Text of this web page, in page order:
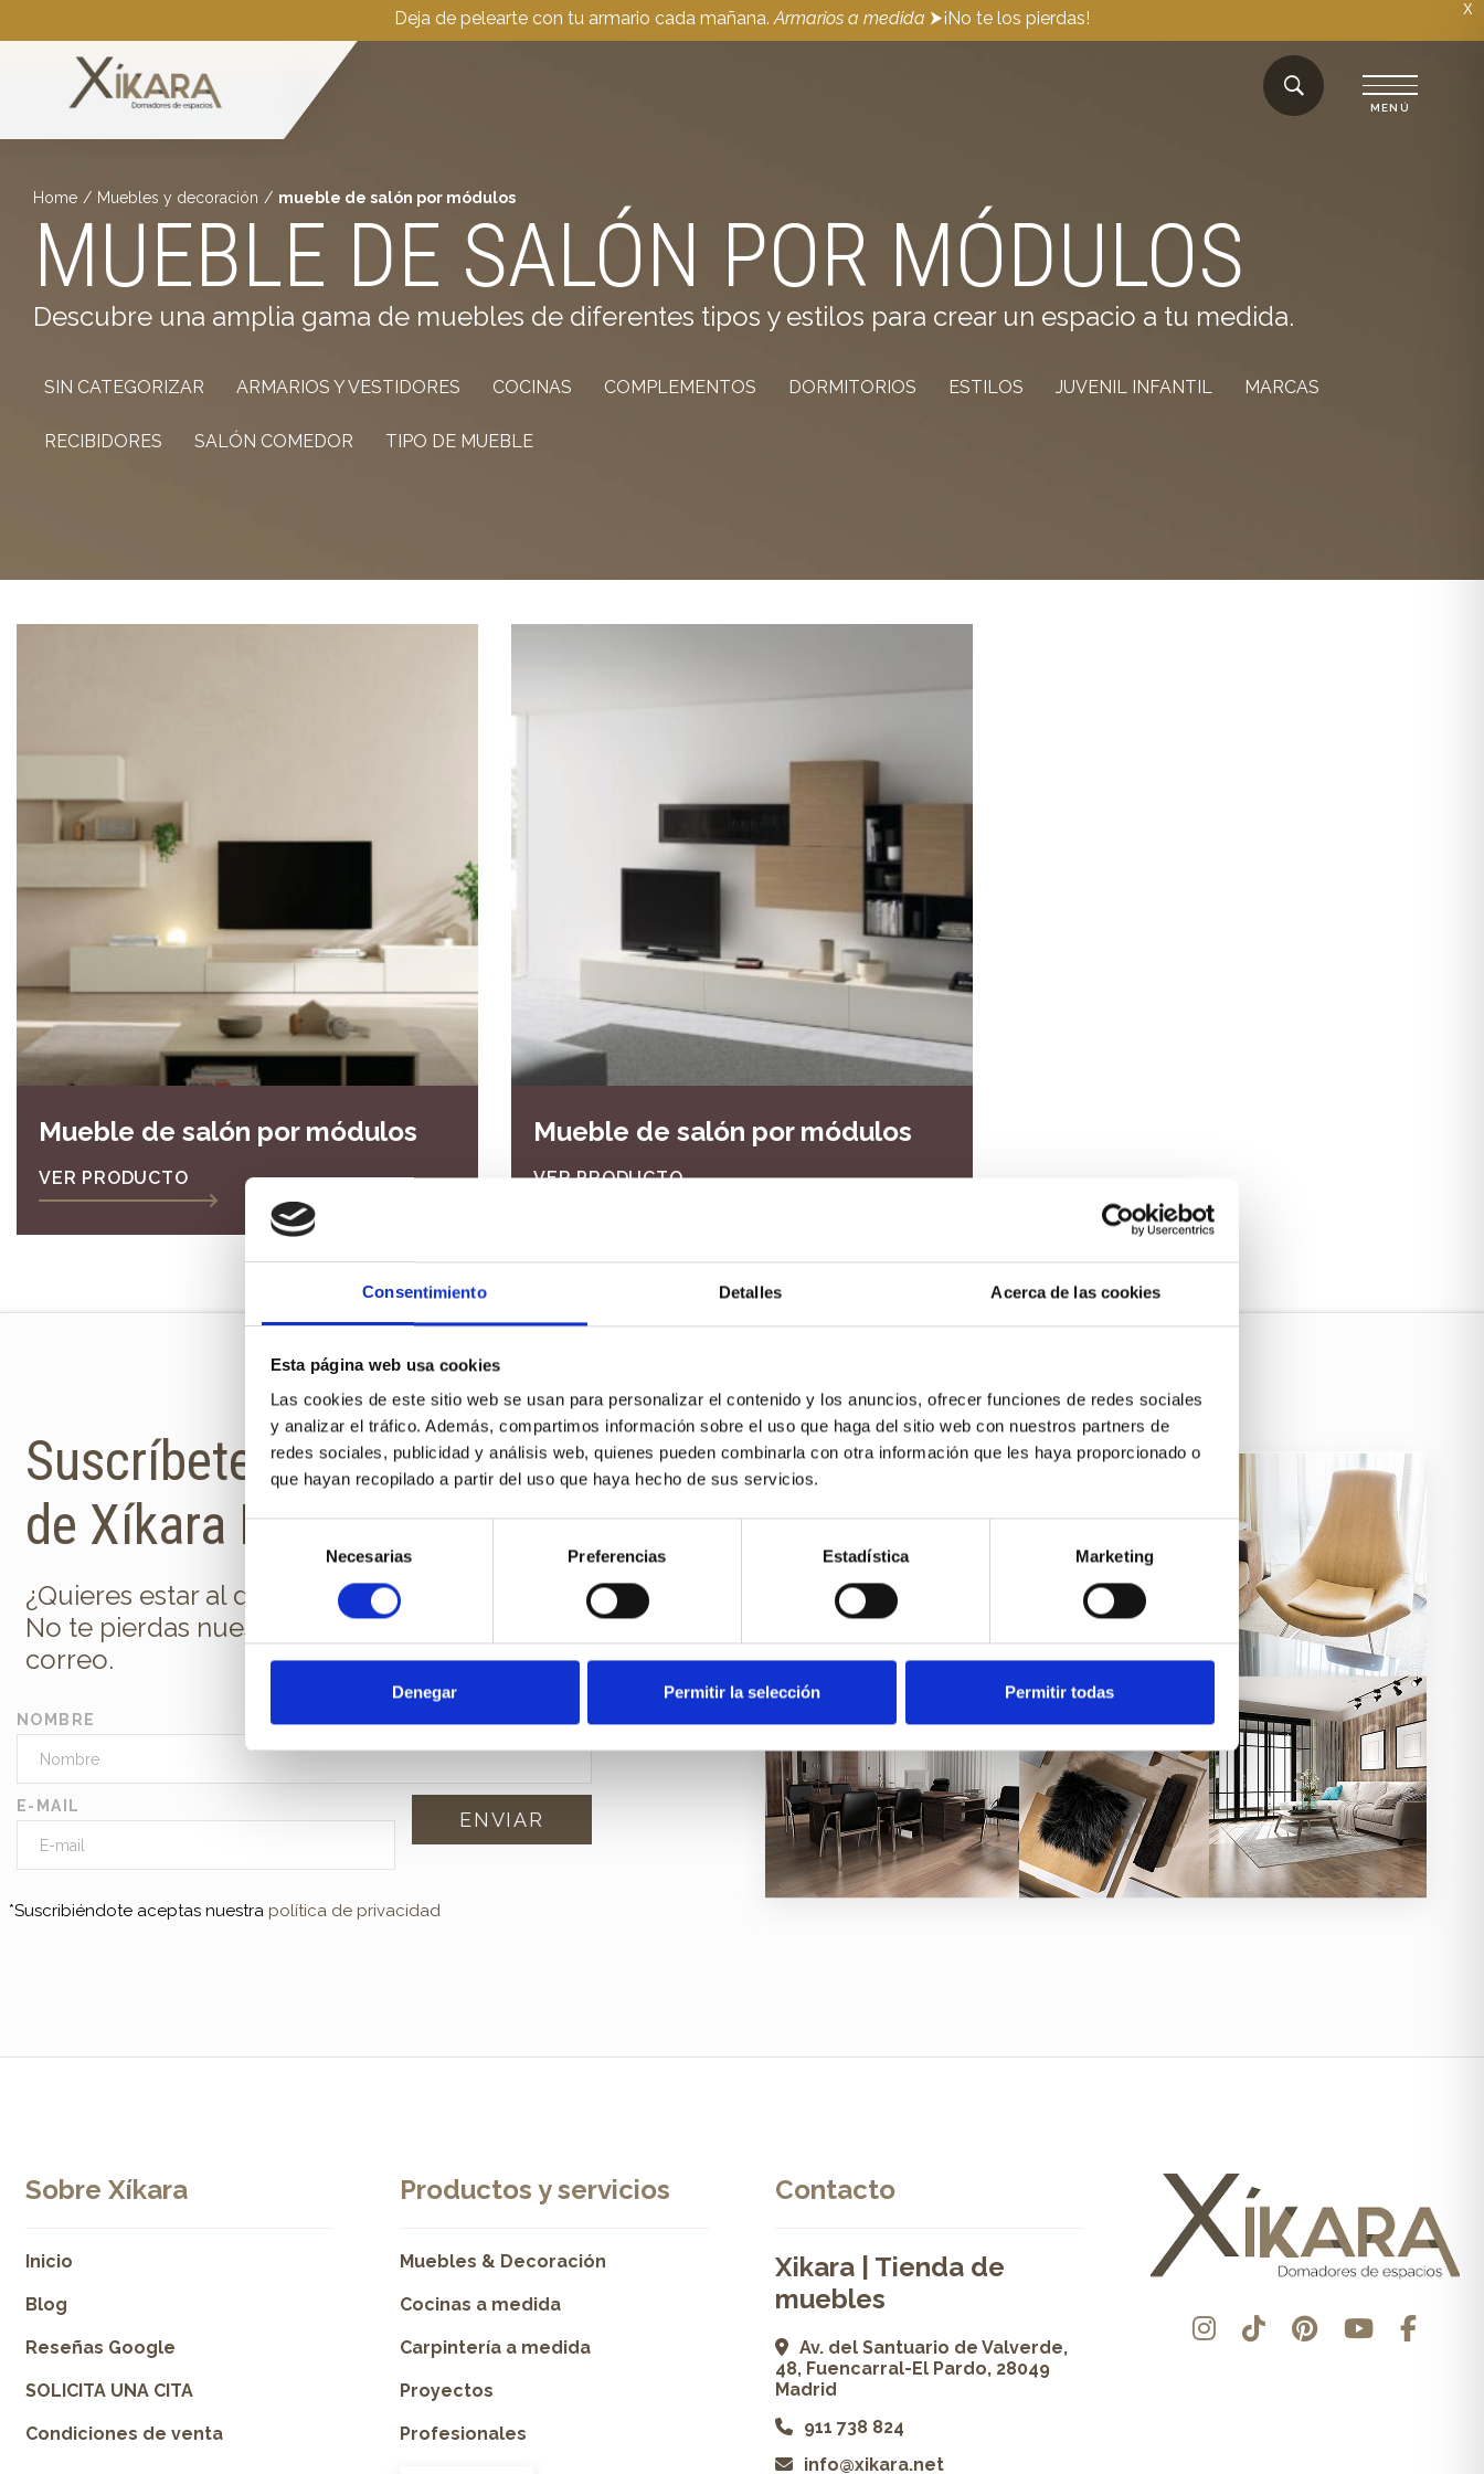
Consentimiento Detalles Acerca de las cookies
Esta página web usa cookies
Las cookies de este sitio web se usan para personalizar el contenido y los anuncios, ofrecer funciones de redes sociales
y analizar el tráfico. Además, compartimos información sobre el uso que haga del sitio web con nuestros partners de
redes sociales, publicidad y análisis web, quienes pueden combinarla con otra información que les haya proporcionado o
que hayan recopilado a partir del uso que haya hecho de sus servicios.
consentimiento
Necesarias Preferencias Estadística Marketing
Denegar Permitir la selección Permitir todas
X
Deja de pelearte con tu armario cada mañana. Armarios a medida ⮞¡No te los pierdas!
Home / Muebles y decoración / mueble de salón por módulos
MUEBLE DE SALÓN POR MÓDULOS
Descubre una amplia gama de muebles de diferentes tipos y estilos para crear un espacio a tu medida.
SIN CATEGORIZAR ARMARIOS Y VESTIDORES COCINAS COMPLEMENTOS DORMITORIOS ESTILOS JUVENIL INFANTIL MARCAS
RECIBIDORES SALÓN COMEDOR TIPO DE MUEBLE
Mueble de salón por módulos
VER PRODUCTO
Mueble de salón por módulos
VER PRODUCTO
Suscríbete a la newsletter
de Xíkara Interiores
¿Quieres estar al día de todas las novedades?
No te pierdas nuestra newsletter en tu
correo.
NOMBRE
E-MAIL
*Suscribiéndote aceptas nuestra política de privacidad
Sobre Xíkara
Inicio
Blog
Reseñas Google
SOLICITA UNA CITA
Condiciones de venta
Productos y servicios
Muebles & Decoración
Cocinas a medida
Carpintería a medida
Proyectos
Profesionales
Contacto
Xikara | Tienda de
muebles
Av. del Santuario de Valverde,
48, Fuencarral-El Pardo, 28049
Madrid
911 738 824
info@xikara.net